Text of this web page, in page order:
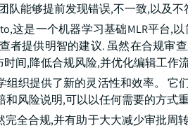
队能够提前发现错误,不一致,以及
这是一个机器学习基础MLR平台,
者提供明智的建议. 虽然在合规审
间,降低合规风险,并优化编辑工作
织提供了新的灵活性和效率。 它
风险说明,可以以任何需要的方式
全合规,并有助于大大减少审批周